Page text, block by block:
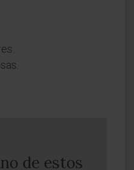
de estos